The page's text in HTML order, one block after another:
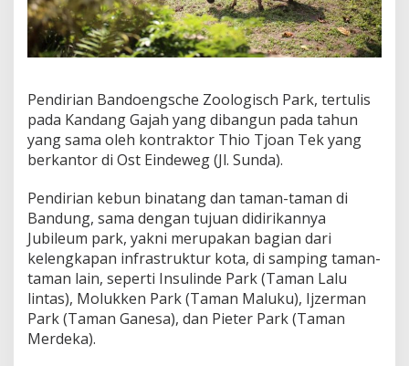
Pendirian Bandoengsche Zoologisch Park, tertulis
pada Kandang Gajah yang dibangun pada tahun
yang sama oleh kontraktor Thio Tjoan Tek yang
berkantor di Ost Eindeweg (Jl. Sunda).
Pendirian kebun binatang dan taman-taman di
Bandung, sama dengan tujuan didirikannya
Jubileum park, yakni merupakan bagian dari
kelengkapan infrastruktur kota, di samping taman-
taman lain, seperti Insulinde Park (Taman Lalu
lintas), Molukken Park (Taman Maluku), Ijzerman
Park (Taman Ganesa), dan Pieter Park (Taman
Merdeka).